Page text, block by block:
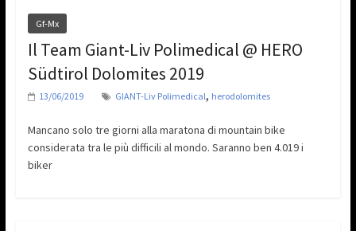
Gf-Mx
Il Team Giant-Liv Polimedical @ HERO
Südtirol Dolomites 2019
13/06/2019 GIANT-Liv Polimedical, herodolomites
Mancano solo tre giorni alla maratona di mountain bike
considerata tra le più difficili al mondo. Saranno ben 4.019 i
biker